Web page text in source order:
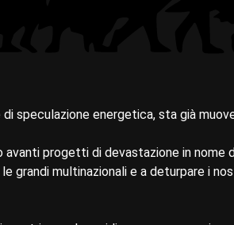
energetica, sta già
progetti di devastazione in nome
grandi multinazionali e a deturpare i